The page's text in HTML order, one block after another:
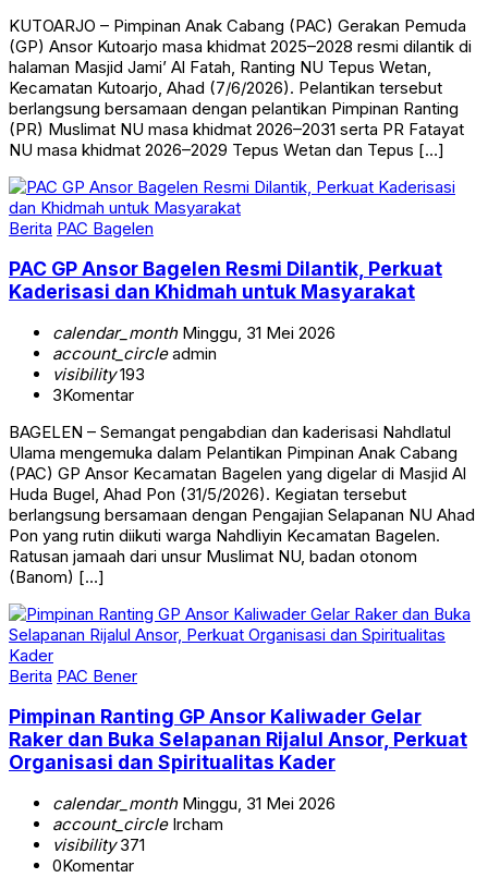
KUTOARJO – Pimpinan Anak Cabang (PAC) Gerakan Pemuda
(GP) Ansor Kutoarjo masa khidmat 2025–2028 resmi dilantik di
halaman Masjid Jami’ Al Fatah, Ranting NU Tepus Wetan,
Kecamatan Kutoarjo, Ahad (7/6/2026). Pelantikan tersebut
berlangsung bersamaan dengan pelantikan Pimpinan Ranting
(PR) Muslimat NU masa khidmat 2026–2031 serta PR Fatayat
NU masa khidmat 2026–2029 Tepus Wetan dan Tepus […]
Berita PAC Bagelen
PAC GP Ansor Bagelen Resmi Dilantik, Perkuat
Kaderisasi dan Khidmah untuk Masyarakat
calendar_monthMinggu, 31 Mei 2026
account_circleadmin
visibility193
3Komentar
BAGELEN – Semangat pengabdian dan kaderisasi Nahdlatul
Ulama mengemuka dalam Pelantikan Pimpinan Anak Cabang
(PAC) GP Ansor Kecamatan Bagelen yang digelar di Masjid Al
Huda Bugel, Ahad Pon (31/5/2026). Kegiatan tersebut
berlangsung bersamaan dengan Pengajian Selapanan NU Ahad
Pon yang rutin diikuti warga Nahdliyin Kecamatan Bagelen.
Ratusan jamaah dari unsur Muslimat NU, badan otonom
(Banom) […]
Berita PAC Bener
Pimpinan Ranting GP Ansor Kaliwader Gelar
Raker dan Buka Selapanan Rijalul Ansor, Perkuat
Organisasi dan Spiritualitas Kader
calendar_monthMinggu, 31 Mei 2026
account_circleIrcham
visibility371
0Komentar